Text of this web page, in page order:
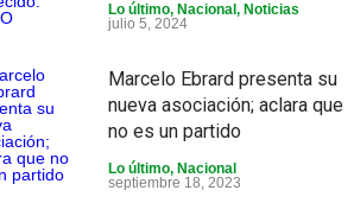
Lo último, Nacional , Noticias
julio 5, 2024
Marcelo Ebrard presenta su
nueva asociación; aclara que
no es un partido
Lo último, Nacional
septiembre 18, 2023